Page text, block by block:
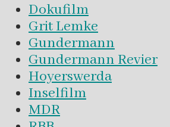
Dokufilm
Grit Lemke
Gundermann
Gundermann Revier
Hoyerswerda
Inselfilm
MDR